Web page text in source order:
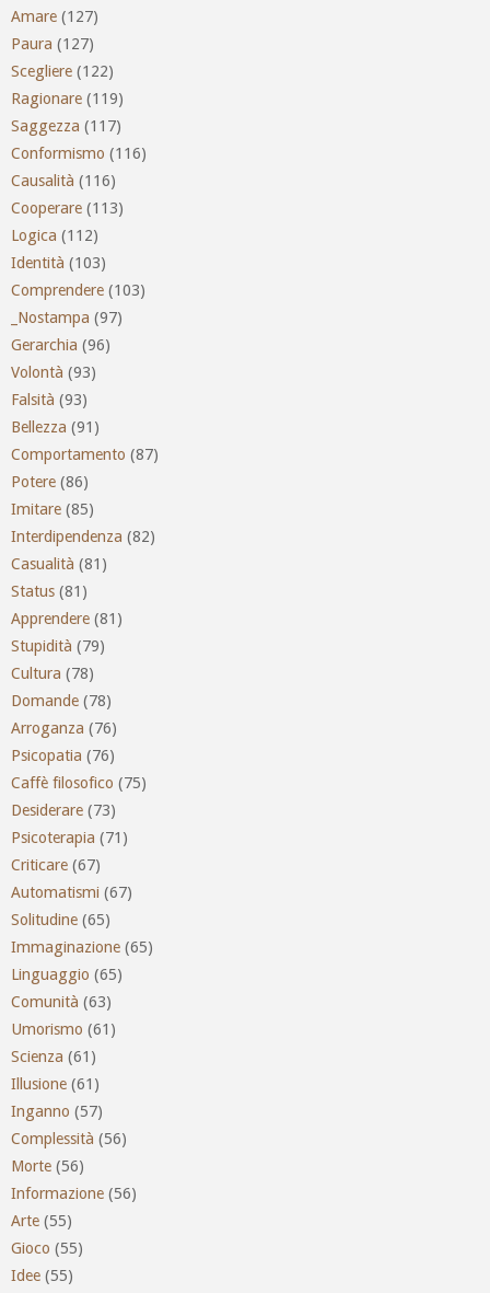
Amare (127)
Paura (127)
Scegliere (122)
Ragionare (119)
Saggezza (117)
Conformismo (116)
Causalità (116)
Cooperare (113)
Logica (112)
Identità (103)
Comprendere (103)
_Nostampa (97)
Gerarchia (96)
Volontà (93)
Falsità (93)
Bellezza (91)
Comportamento (87)
Potere (86)
Imitare (85)
Interdipendenza (82)
Casualità (81)
Status (81)
Apprendere (81)
Stupidità (79)
Cultura (78)
Domande (78)
Arroganza (76)
Psicopatia (76)
Caffè filosofico (75)
Desiderare (73)
Psicoterapia (71)
Criticare (67)
Automatismi (67)
Solitudine (65)
Immaginazione (65)
Linguaggio (65)
Comunità (63)
Umorismo (61)
Scienza (61)
Illusione (61)
Inganno (57)
Complessità (56)
Morte (56)
Informazione (56)
Arte (55)
Gioco (55)
Idee (55)